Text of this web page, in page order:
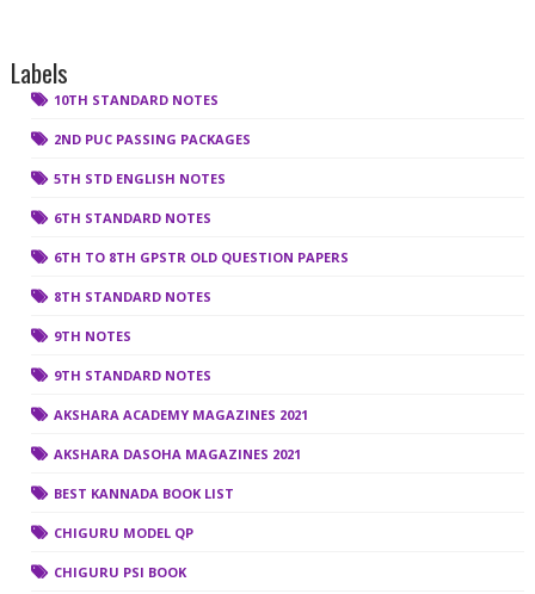
Labels
10TH STANDARD NOTES
2ND PUC PASSING PACKAGES
5TH STD ENGLISH NOTES
6TH STANDARD NOTES
6TH TO 8TH GPSTR OLD QUESTION PAPERS
8TH STANDARD NOTES
9TH NOTES
9TH STANDARD NOTES
AKSHARA ACADEMY MAGAZINES 2021
AKSHARA DASOHA MAGAZINES 2021
BEST KANNADA BOOK LIST
CHIGURU MODEL QP
CHIGURU PSI BOOK